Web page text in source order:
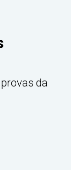
da